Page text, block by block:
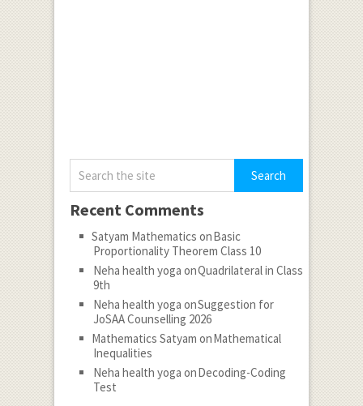
Recent Comments
Satyam Mathematics onBasic
Proportionality Theorem Class 10
Neha health yoga onQuadrilateral in Class
9th
Neha health yoga onSuggestion for
JoSAA Counselling 2026
Mathematics Satyam onMathematical
Inequalities
Neha health yoga onDecoding-Coding
Test